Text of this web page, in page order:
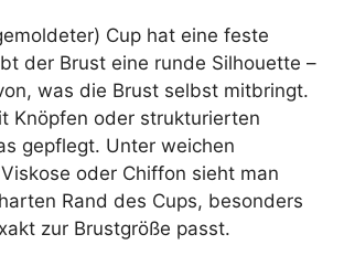
Cup hat eine feste
der Brust eine runde Silhouette –
was die Brust selbst mitbringt.
Knöpfen oder strukturierten
gepflegt. Unter weichen
oder Chiffon sieht man
Rand des Cups, besonders
zur Brustgröße passt.